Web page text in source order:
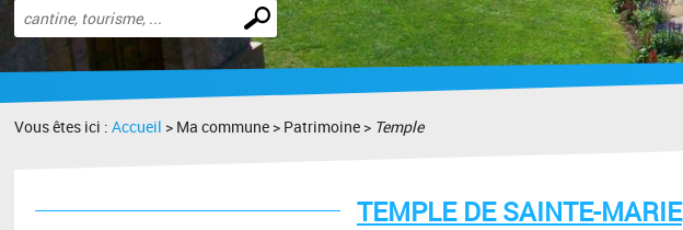
Effectuer
une
recherche
Vous êtes ici :Accueil > Ma commune > Patrimoine > Temple
TEMPLE DE SAINTE-MARIE